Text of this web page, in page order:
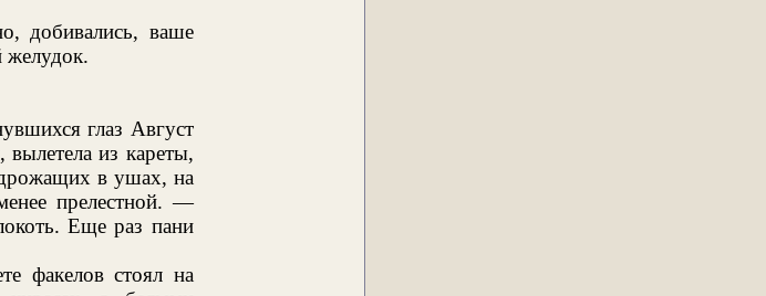
добивались, ваше
желудок.
глаз Август
из кареты,
в ушах, на
прелестной. —
Еще раз пани
факелов стоял на